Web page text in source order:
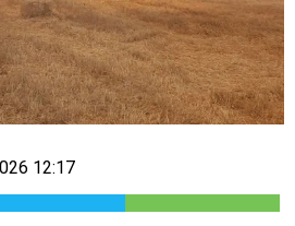
12:17